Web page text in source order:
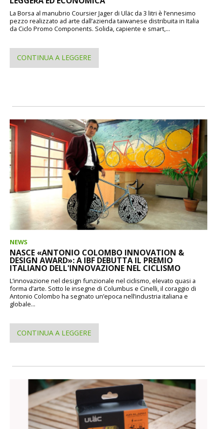
La Borsa al manubrio Coursier Jager di Uläc da 3 litri è l’ennesimo
pezzo realizzato ad arte dall’azienda taiwanese distribuita in Italia
da Ciclo Promo Components. Solida, capiente e smart,...
CONTINUA A LEGGERE
NEWS
NASCE «ANTONIO COLOMBO INNOVATION &
DESIGN AWARD»: A IBF DEBUTTA IL PREMIO
ITALIANO DELL'INNOVAZIONE NEL CICLISMO
L’innovazione nel design funzionale nel ciclismo, elevato quasi a
forma d’arte. Sotto le insegne di Columbus e Cinelli, il coraggio di
Antonio Colombo ha segnato un’epoca nell’industria italiana e
globale...
CONTINUA A LEGGERE